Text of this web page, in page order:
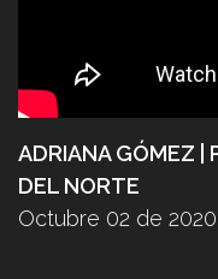
ADRIANA GÓMEZ |
DEL NORTE
Octubre 02 de 2020